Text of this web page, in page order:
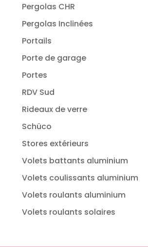
Pergolas CHR
Pergolas Inclinées
Portails
Porte de garage
Portes
RDV Sud
Rideaux de verre
Schüco
Stores extérieurs
Volets battants aluminium
Volets coulissants aluminium
Volets roulants aluminium
Volets roulants solaires